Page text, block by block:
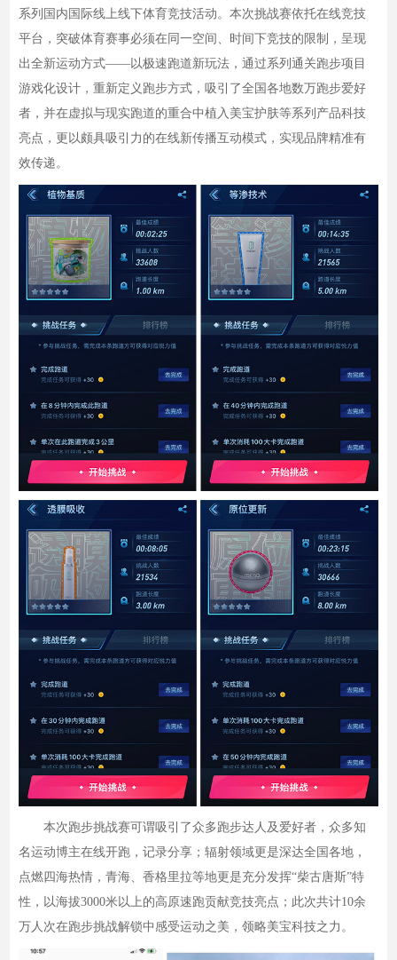
系列国内国际线上线下体育竞技活动。本次挑战赛依托在线竞技
平台，突破体育赛事必须在同一空间、时间下竞技的限制，呈现
出全新运动方式——以极速跑道新玩法，通过系列通关跑步项目
游戏化设计，重新定义跑步方式，吸引了全国各地数万跑步爱好
者，并在虚拟与现实跑道的重合中植入美宝护肤等系列产品科技
亮点，更以颇具吸引力的在线新传播互动模式，实现品牌精准有
效传递。
本次跑步挑战赛可谓吸引了众多跑步达人及爱好者，众多知
名运动博主在线开跑，记录分享；辐射领域更是深达全国各地，
点燃四海热情，青海、香格里拉等地更是充分发挥“柴古唐斯”特
性，以海拔3000米以上的高原速跑贡献竞技亮点；此次共计10余
万人次在跑步挑战解锁中感受运动之美，领略美宝科技之力。